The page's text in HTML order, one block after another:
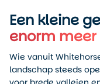
Een kleine
enorm meer
Wie vanuit
landschap steeds